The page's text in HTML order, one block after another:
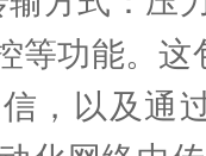
等功能。这
，以及通